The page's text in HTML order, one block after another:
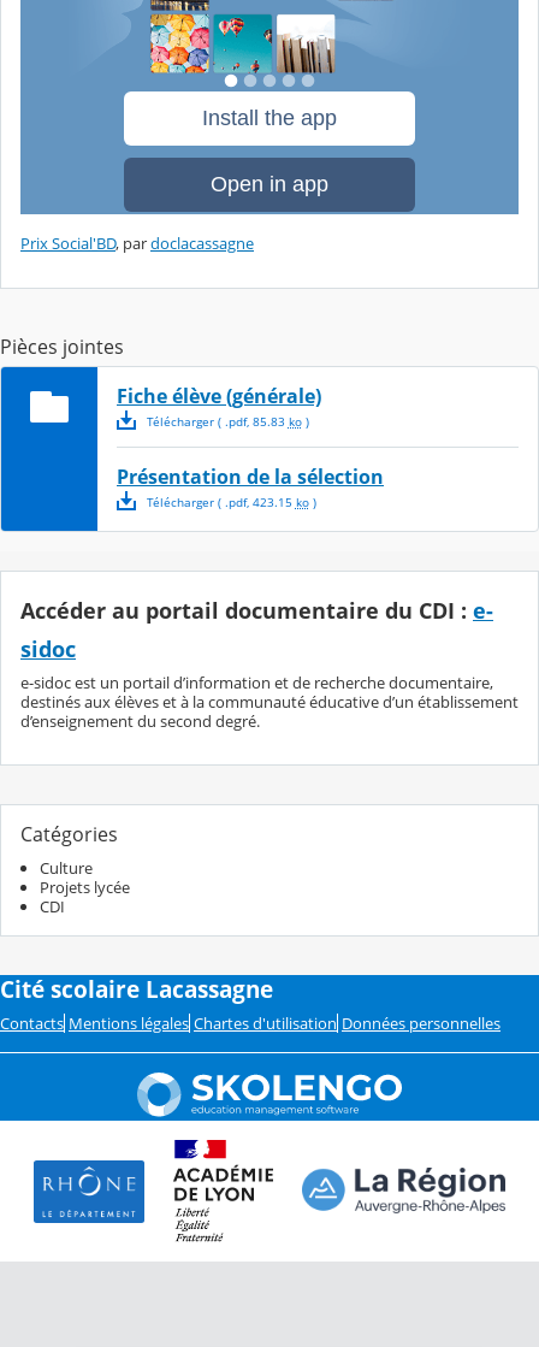
Prix Social'BD, pardoclacassagne
Pièces jointes
Fiche élève (générale)
Télécharger( .pdf, 85.83 ko)
Présentation de la sélection
Télécharger( .pdf, 423.15 ko)
Accéder au portail documentaire du CDI : e-
sidoc
e-sidoc est un portail d’information et de recherche documentaire,
destinés aux élèves et à la communauté éducative d’un établissement
d’enseignement du second degré.
Catégories
Culture
Projets lycée
CDI
Cité scolaire Lacassagne
Contacts Mentions légales Chartes d'utilisation Données personnelles